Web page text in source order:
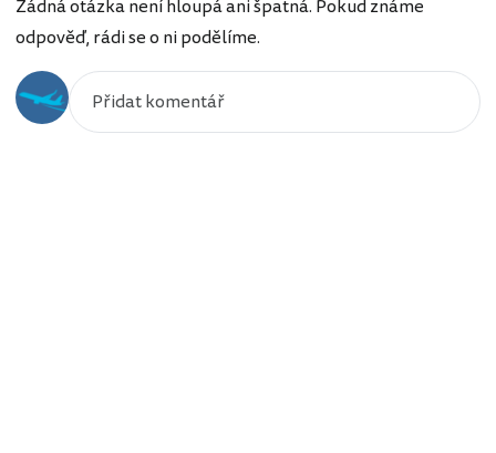
Žádná otázka není hloupá ani špatná. Pokud známe
odpověď, rádi se o ni podělíme.